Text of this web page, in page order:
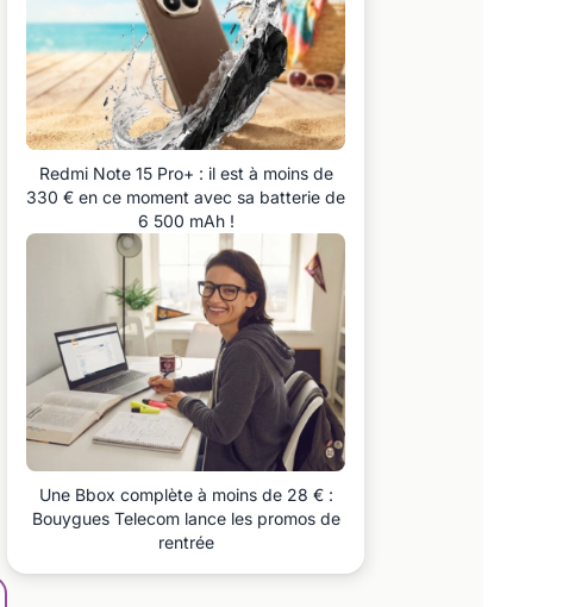
Redmi Note 15 Pro+ : il est à moins de
330 € en ce moment avec sa batterie de
6 500 mAh !
Une Bbox complète à moins de 28 € :
Bouygues Telecom lance les promos de
rentrée